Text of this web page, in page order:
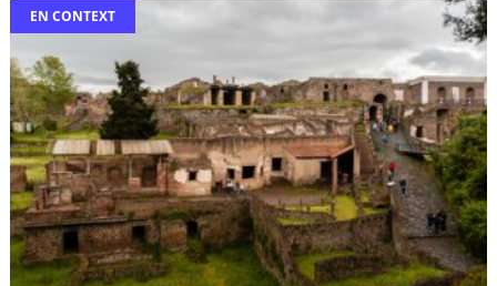
EN CONTEXT